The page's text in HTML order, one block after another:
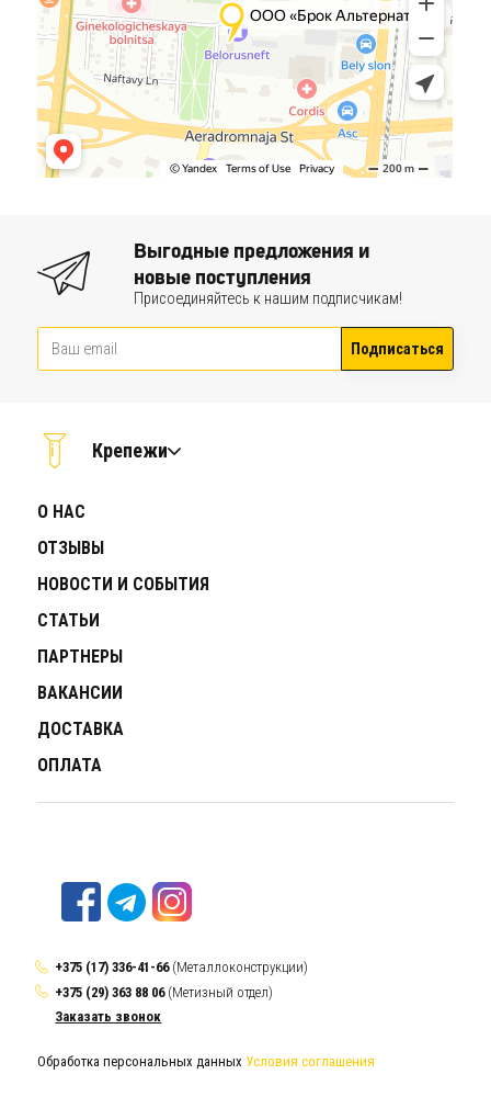
Выгодные предложения и
новые поступления
Присоединяйтесь к нашим подписчикам!
Подписаться
Крепежи
О НАС
ОТЗЫВЫ
НОВОСТИ И СОБЫТИЯ
СТАТЬИ
ПАРТНЕРЫ
ВАКАНСИИ
ДОСТАВКА
ОПЛАТА
+375 (17) 336-41-66 (Металлоконструкции)
+375 (29) 363 88 06(Метизный отдел)
Заказать звонок
Обработка персональных данных Условия соглашения